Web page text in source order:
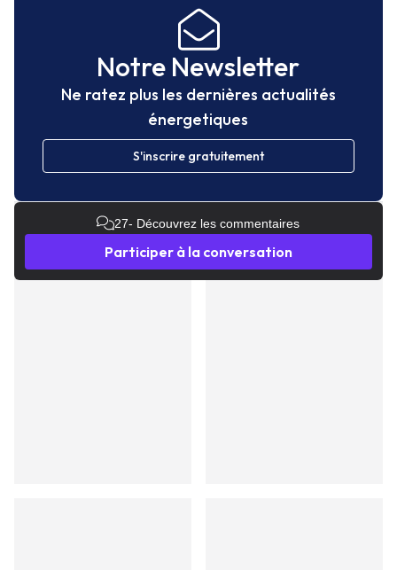
Notre Newsletter
Ne ratez plus les dernières actualités
énergetiques
S'inscrire gratuitement
27- Découvrez les commentaires
Participer à la conversation